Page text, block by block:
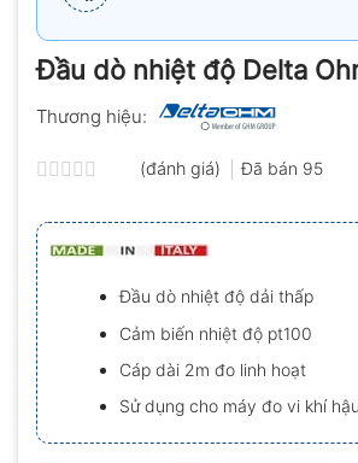
Đầu dò nhiệt độ Delta
Thương hiệu:
xếp
hạng
0.0
5
sao
(đánh giá) Đã bán 95
Đầu dò nhiệt độ dải thấp
Cảm biến nhiệt độ pt100
Cáp dài 2m đo linh hoạt
Sử dụng cho máy đo vi khí hậu